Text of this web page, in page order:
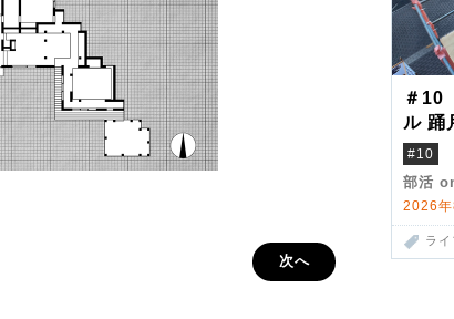
＃10
ル 踊
#10
部活
2026
ラ
次へ